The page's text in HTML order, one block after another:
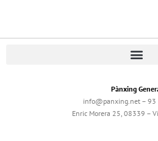
Pànxing
info@panxing.net –
Enric Morera 25, 08339 –